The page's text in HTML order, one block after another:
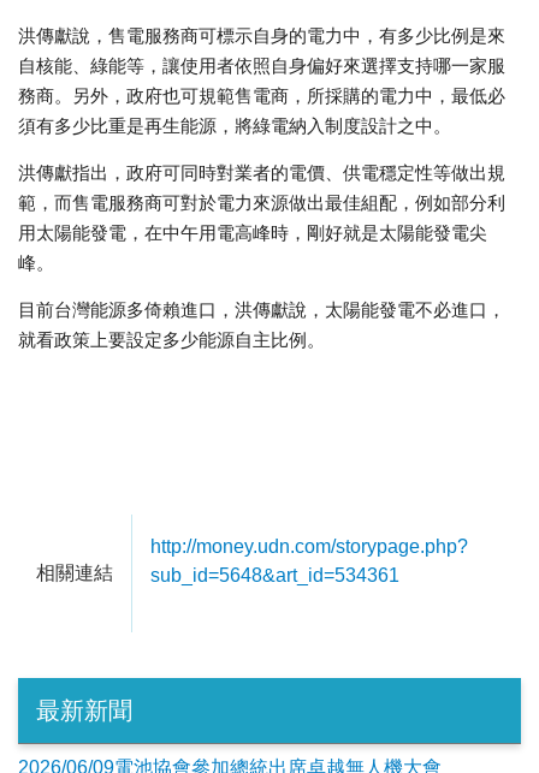
洪傳獻說，售電服務商可標示自身的電力中，有多少比例是來
自核能、綠能等，讓使用者依照自身偏好來選擇支持哪一家服
務商。另外，政府也可規範售電商，所採購的電力中，最低必
須有多少比重是再生能源，將綠電納入制度設計之中。
洪傳獻指出，政府可同時對業者的電價、供電穩定性等做出規
範，而售電服務商可對於電力來源做出最佳組配，例如部分利
用太陽能發電，在中午用電高峰時，剛好就是太陽能發電尖
峰。
目前台灣能源多倚賴進口，洪傳獻說，太陽能發電不必進口，
就看政策上要設定多少能源自主比例。
相關連結
http://money.udn.com/storypage.php?
sub_id=5648&art_id=534361
最新新聞
2026/06/09電池協會參加總統出席卓越無人機大會